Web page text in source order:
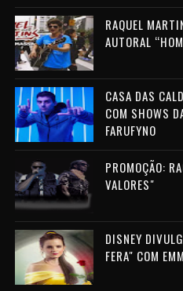
RAQUEL
AUTORAL
CASA DAS
COM SHOWS
FARUFYNO
PROMOÇÃO:
VALORES"
DISNEY
FERA" COM